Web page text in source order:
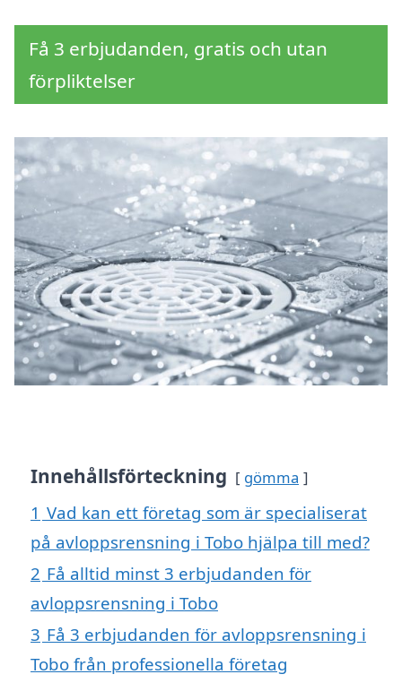
Få 3 erbjudanden, gratis och utan
förpliktelser
Innehållsförteckning gömma
1 Vad kan ett företag som är specialiserat
på avloppsrensning i Tobo hjälpa till med?
2 Få alltid minst 3 erbjudanden för
avloppsrensning i Tobo
3 Få 3 erbjudanden för avloppsrensning i
Tobo från professionella företag